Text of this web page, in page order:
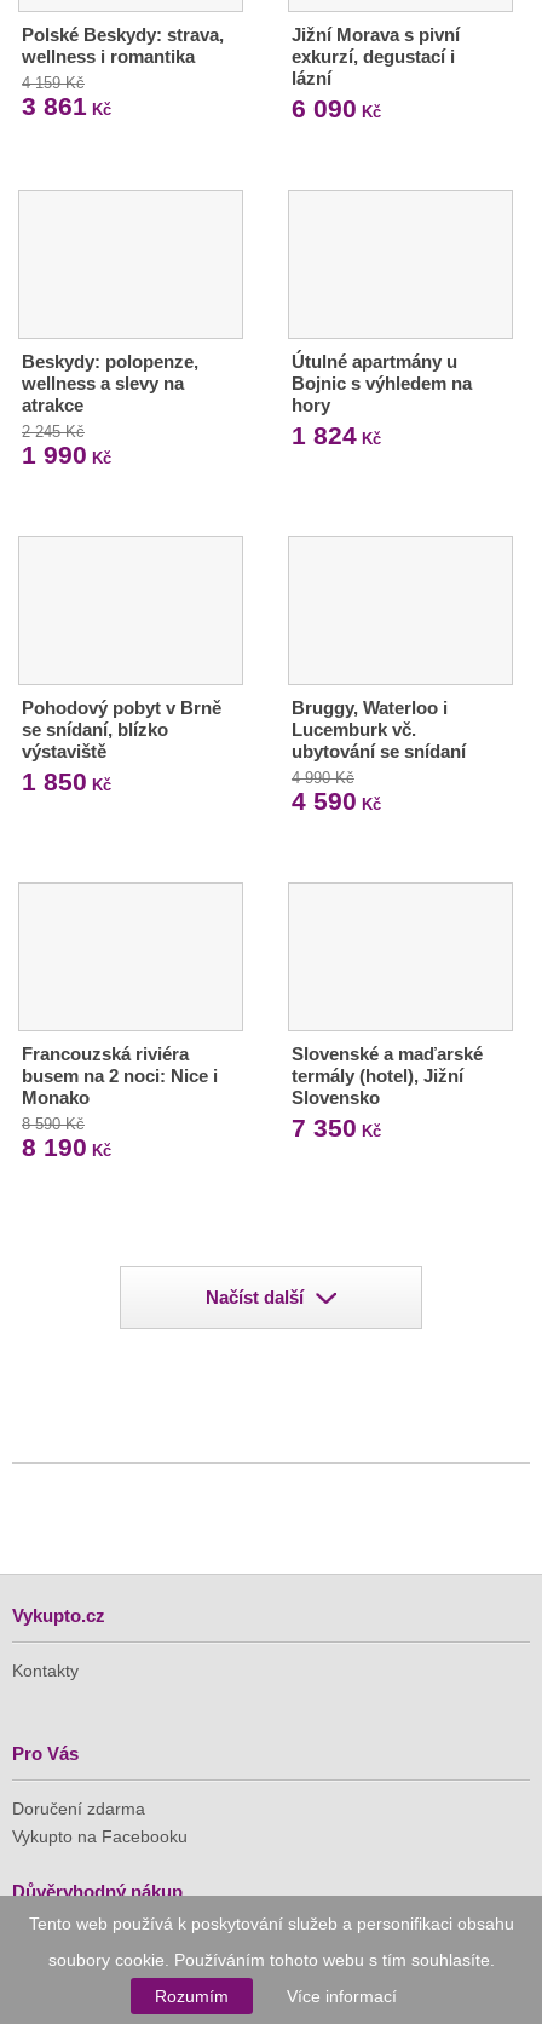
Tento web používá k poskytování služeb a personifikaci obsahu
soubory cookie. Používáním tohoto webu s tím souhlasíte.
Rozumím
Více informací
Polské Beskydy: strava,
wellness i romantika
4 159 Kč
3 861 Kč
Jižní Morava s pivní
exkurzí, degustací i
lázní
6 090 Kč
Beskydy: polopenze,
wellness a slevy na
atrakce
2 245 Kč
1 990 Kč
Útulné apartmány u
Bojnic s výhledem na
hory
1 824Kč
Pohodový pobyt v Brně
se snídaní, blízko
výstaviště
1 850 Kč
Bruggy, Waterloo i
Lucemburk vč.
ubytování se snídaní
4 990 Kč
4 590 Kč
Francouzská riviéra
busem na 2 noci: Nice i
Monako
8 590 Kč
8 190 Kč
Slovenské a maďarské
termály (hotel), Jižní
Slovensko
7 350 Kč
Načíst další
Vykupto.cz
Kontakty
Pro Vás
Doručení zdarma
Vykupto na Facebooku
Důvěryhodný nákup
Naše společnost je členem Asociace pro elektronickou
komerci (APEK)